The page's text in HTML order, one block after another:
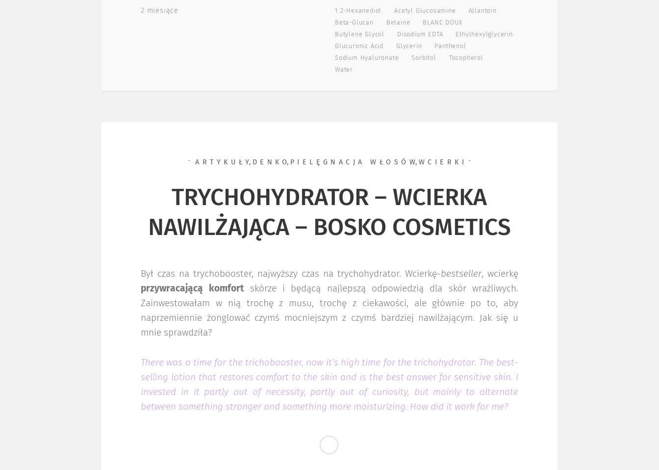
2 miesiące 1 2-Hexanediol Acetyl Glucosamine
Allantoin
Beta-Glucan
Betaine
BLANC DOUX
Butylene Glycol
Disodium EDTA
Ethylhexylglycerin
Glucuronic Acid
Glycerin
Panthenol
Sodium Hyaluronate
Sorbitol
Tocopherol
Water
ARTYKUŁY, DENKO, PIELĘGNACJA WŁOSÓW, WCIERKI
TRYCHOHYDRATOR – WCIERKA
NAWILŻAJĄCA – BOSKO COSMETICS
Był czas na trychobooster, najwyższy czas na trychohydrator. Wcierkę-bestseller, wcierkę
przywracającą komfortskórze i będącą najlepszą odpowiedzią dla skór wrażliwych.
Zainwestowałam w nią trochę z musu, trochę z ciekawości, ale głównie po to, aby
naprzemiennie żonglować czymś mocniejszym z czymś bardziej nawilżającym. Jak się u
mnie sprawdziła?
There was a time for the trichobooster, now it’s high time for the trichohydrator. The best-
selling lotion that restores comfort to the skin and is the best answer for sensitive skin. I
invested in it partly out of necessity, partly out of curiosity, but mainly to alternate
between something stronger and something more moisturizing. How did it work for me?